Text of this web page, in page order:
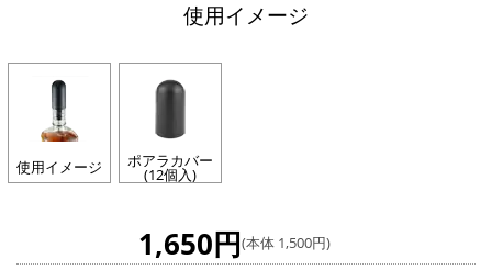
使用イメージ
使用イメージ ポアラカバー
(12個入)
1,650円(本体 1,500円)